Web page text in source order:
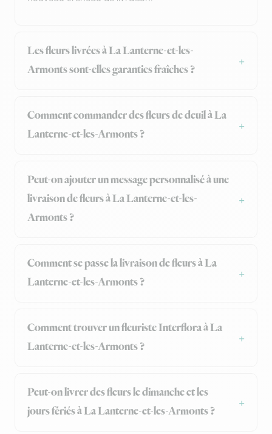
Les fleurs livrées à La Lanterne-et-les-
Armonts sont-elles garanties fraîches ?
Comment commander des fleurs de deuil à La
Lanterne-et-les-Armonts ?
Peut-on ajouter un message personnalisé à une
livraison de fleurs à La Lanterne-et-les-
Armonts ?
Comment se passe la livraison de fleurs à La
Lanterne-et-les-Armonts ?
Comment trouver un fleuriste Interflora à La
Lanterne-et-les-Armonts ?
Peut-on livrer des fleurs le dimanche et les
jours fériés à La Lanterne-et-les-Armonts ?